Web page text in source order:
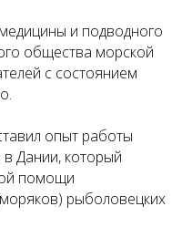
и подводного
общества морской
с состоянием
опыт работы
Дании, который
помощи
рыболовецких